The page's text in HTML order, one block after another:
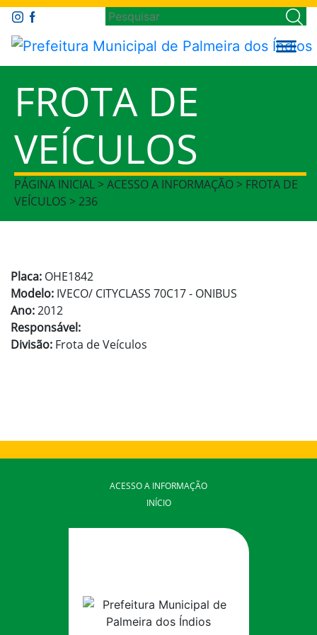
FROTA DE
VEÍCULOS
PÁGINA INICIAL > ACESSO A INFORMAÇÃO > FROTA DE
VEÍCULOS > 236
Placa: OHE1842
Modelo: IVECO/ CITYCLASS 70C17 - ONIBUS
Ano:2012
Responsável:
Divisão: Frota de Veículos
ACESSO A INFORMAÇÃO
INÍCIO